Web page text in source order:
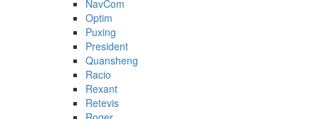
NavCom
Optim
Puxing
President
Quansheng
Racio
Rexant
Retevis